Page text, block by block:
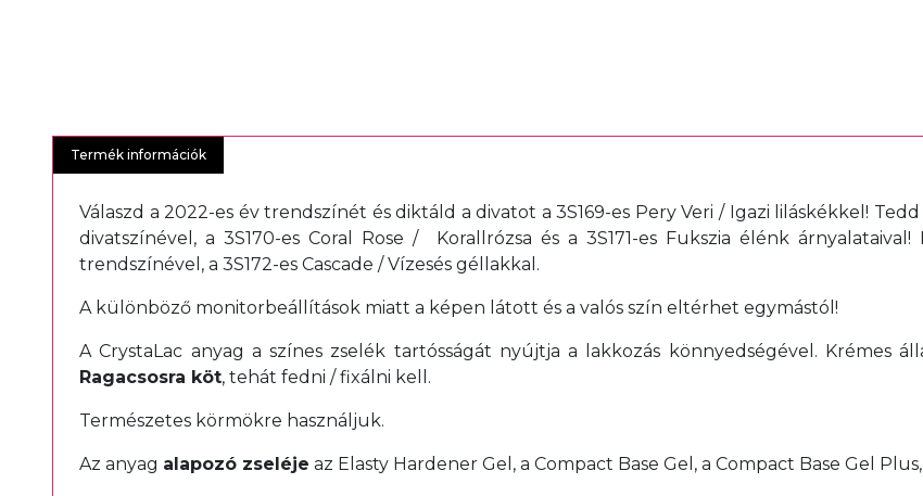
Termék információk
Válaszd a 2022-es év trendszínét és diktáld a divatot a 3S169-es Pery Veri / Igazi liláskékkel!
divatszínével, a 3S170-es Coral Rose / Korallrózsa és a 3S171-es Fukszia élénk
trendszínével, a 3S172-es Cascade / Vízesés géllakkal.
A különböző monitorbeállítások miatt a képen látott és a valós szín eltérhet egymástól!
A CrystaLac anyag a színes zselék tartósságát nyújtja a lakkozás könnyedségével. Krémes
Ragacsosra köt, tehát fedni / fixálni kell.
Természetes körmökre használjuk.
Az anyag alapozó zseléje az Elasty Hardener Gel, a Compact Base Gel, a Compact Base Gel